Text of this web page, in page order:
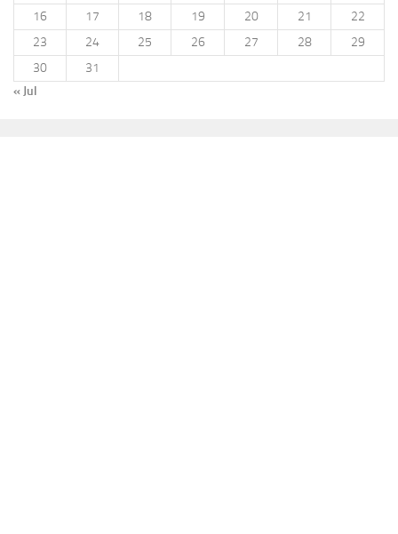
16
17 18 19 20 21
22
23
24 25 26 27 28
29
30
31
« Jul